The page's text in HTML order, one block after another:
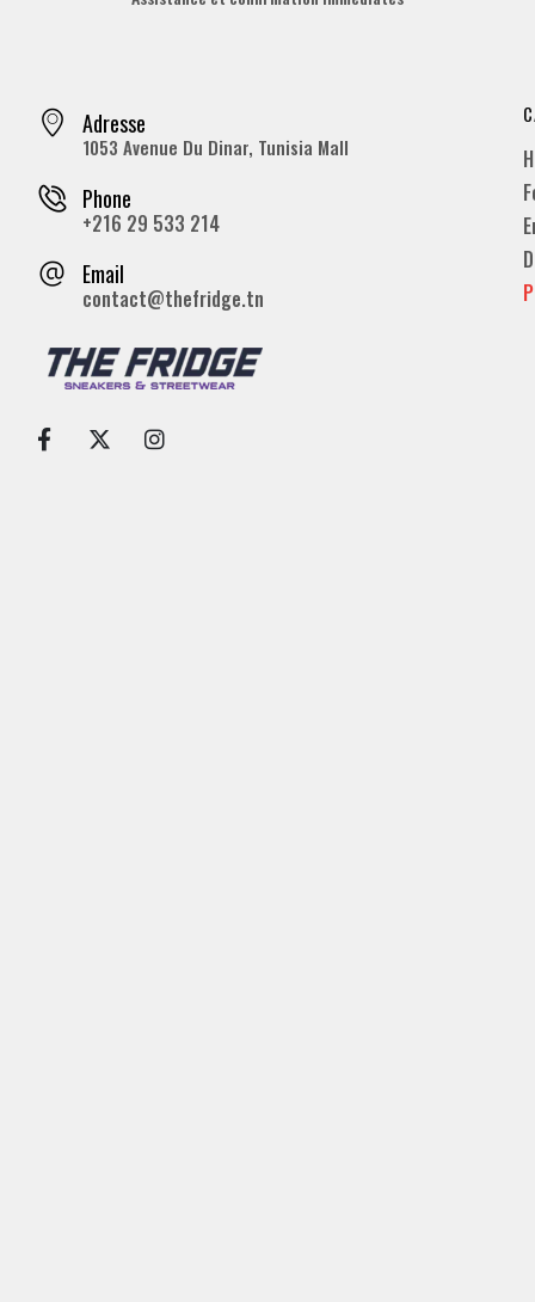
Adresse
1053 Avenue Du Dinar, Tunisia Mall
Phone
+216 29 533 214
Email
contact@thefridge.tn